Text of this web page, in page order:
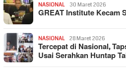
NASIONAL 30 Maret 2026
GREAT Institute Kecam
NASIONAL 28 Maret 2026
Tercepat di Nasional,
Usai Serahkan Huntap